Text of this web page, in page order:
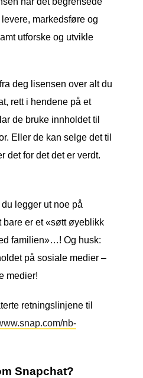
markedsføre og
utforske og utvikle
deg lisensen over alt du
rett i hendene på et
de bruke innholdet til
Eller de kan selge det til
det for det det er verdt.
legger ut noe på
bare er et «søtt øyeblikk
familien»…! Og husk:
på sosiale medier –
medier!
retningslinjene til
nb-
Snapchat?